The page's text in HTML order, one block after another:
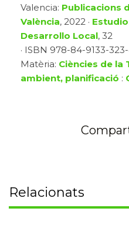
Valencia: Publicacions
València, 2022 ·
Desarrollo Local, 32
· ISBN 978-84-9133-323-
Matèria: Ciències de la
ambient, planificació :
Relacionats